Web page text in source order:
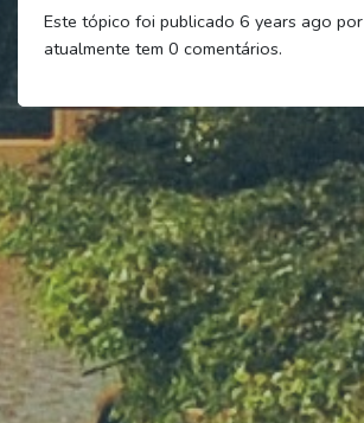
Este tópico foi publicado 6 years ago por
atualmente tem 0 comentários.